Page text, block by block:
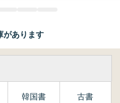
があります
韓国書 古書